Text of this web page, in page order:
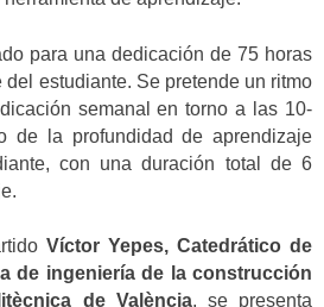
para una dedicación de 75 horas
estudiante. Se pretende un ritmo
semanal en torno a las 10-
de la profundidad de aprendizaje
con una duración total de 6
Víctor Yepes, Catedrático de
de ingeniería de la construcción
de València, se presenta